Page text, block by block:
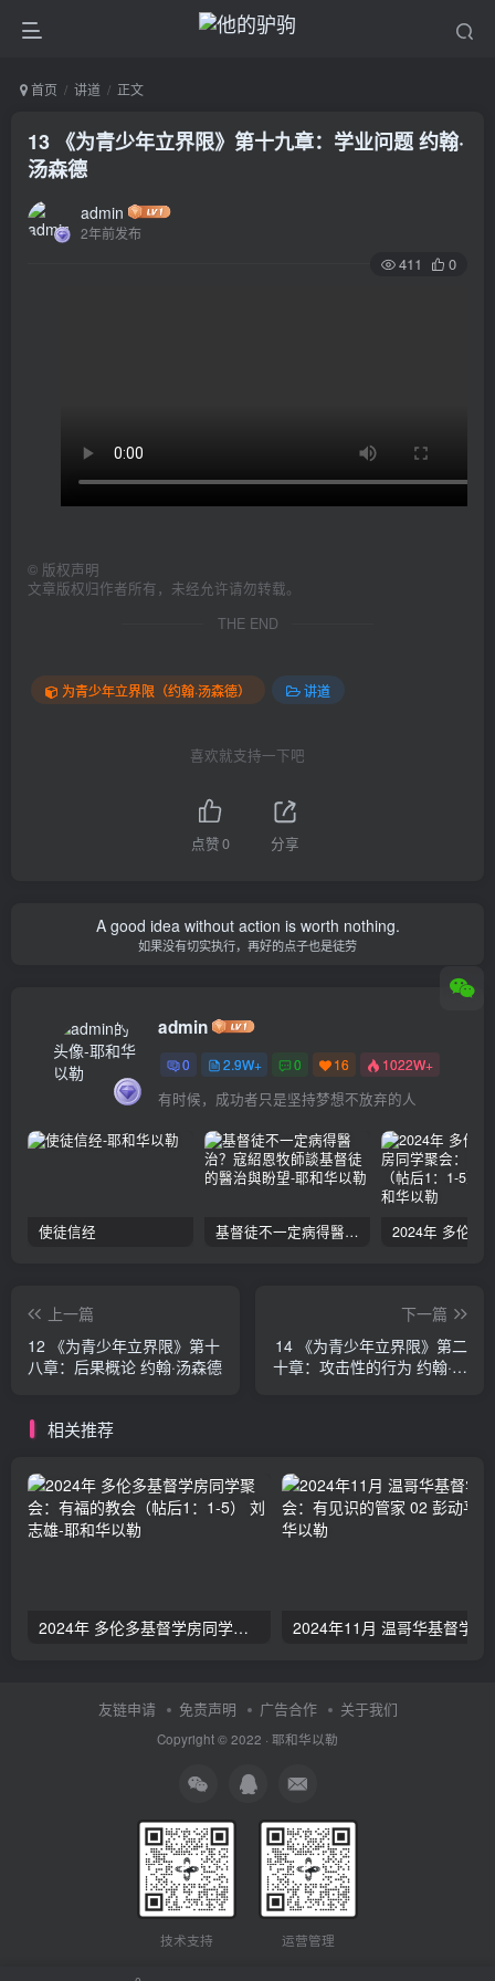
首页 讲道 正文
13 《为青少年立界限》第十九章：学业问题 约翰·
汤森德
admin
2年前发布
411 0
© 版权声明
文章版权归作者所有，未经允许请勿转载。
THE END
为青少年立界限（约翰·汤森德） 讲道
喜欢就支持一下吧
点赞0 分享
A good idea without action is worth nothing.
如果没有切实执行，再好的点子也是徒劳
admin
0 2.9W+ 0 16 1022W+
有时候，成功者只是坚持梦想不放弃的人
使徒信经 基督徒不一定病得醫治？寇紹恩牧師談基督徒的醫治與盼望
上一篇
12 《为青少年立界限》第十
八章：后果概论 约翰·汤森德
下一篇
14 《为青少年立界限》第二
十章：攻击性的行为 约翰·汤
相关推荐
2024年 多伦多基督学房同学聚会：有福的教会（帖后1：1-5） 刘志雄
友链申请 免责声明 广告合作 关于我们
Copyright © 2022 · 耶和华以勒
技术支持 运营管理